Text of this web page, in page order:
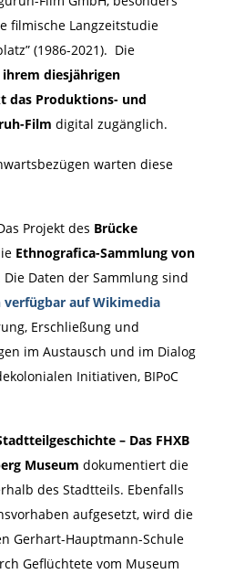
filmische Langzeitstudie
(1986-2021). Die
diesjährigen
das Produktions- und
Film digital zugänglich.
warten diese
Projekt des Brücke
Ethnografica-Sammlung von
Die Daten der Sammlung sind
auf Wikimedia
Erschließung und
im Austausch und im Dialog
Initiativen, BIPoC
– Das FHXB
Museum dokumentiert die
des Stadtteils. Ebenfalls
aufgesetzt, wird die
Gerhart-Hauptmann-Schule
Geflüchtete vom Museum